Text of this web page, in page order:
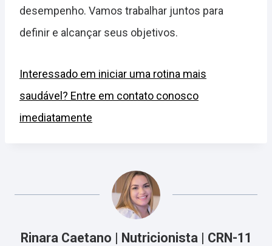
desempenho. Vamos trabalhar juntos para
definir e alcançar seus objetivos.
Interessado em iniciar uma rotina mais
saudável? Entre em contato conosco
imediatamente
Rinara Caetano | Nutricionista | CRN-11